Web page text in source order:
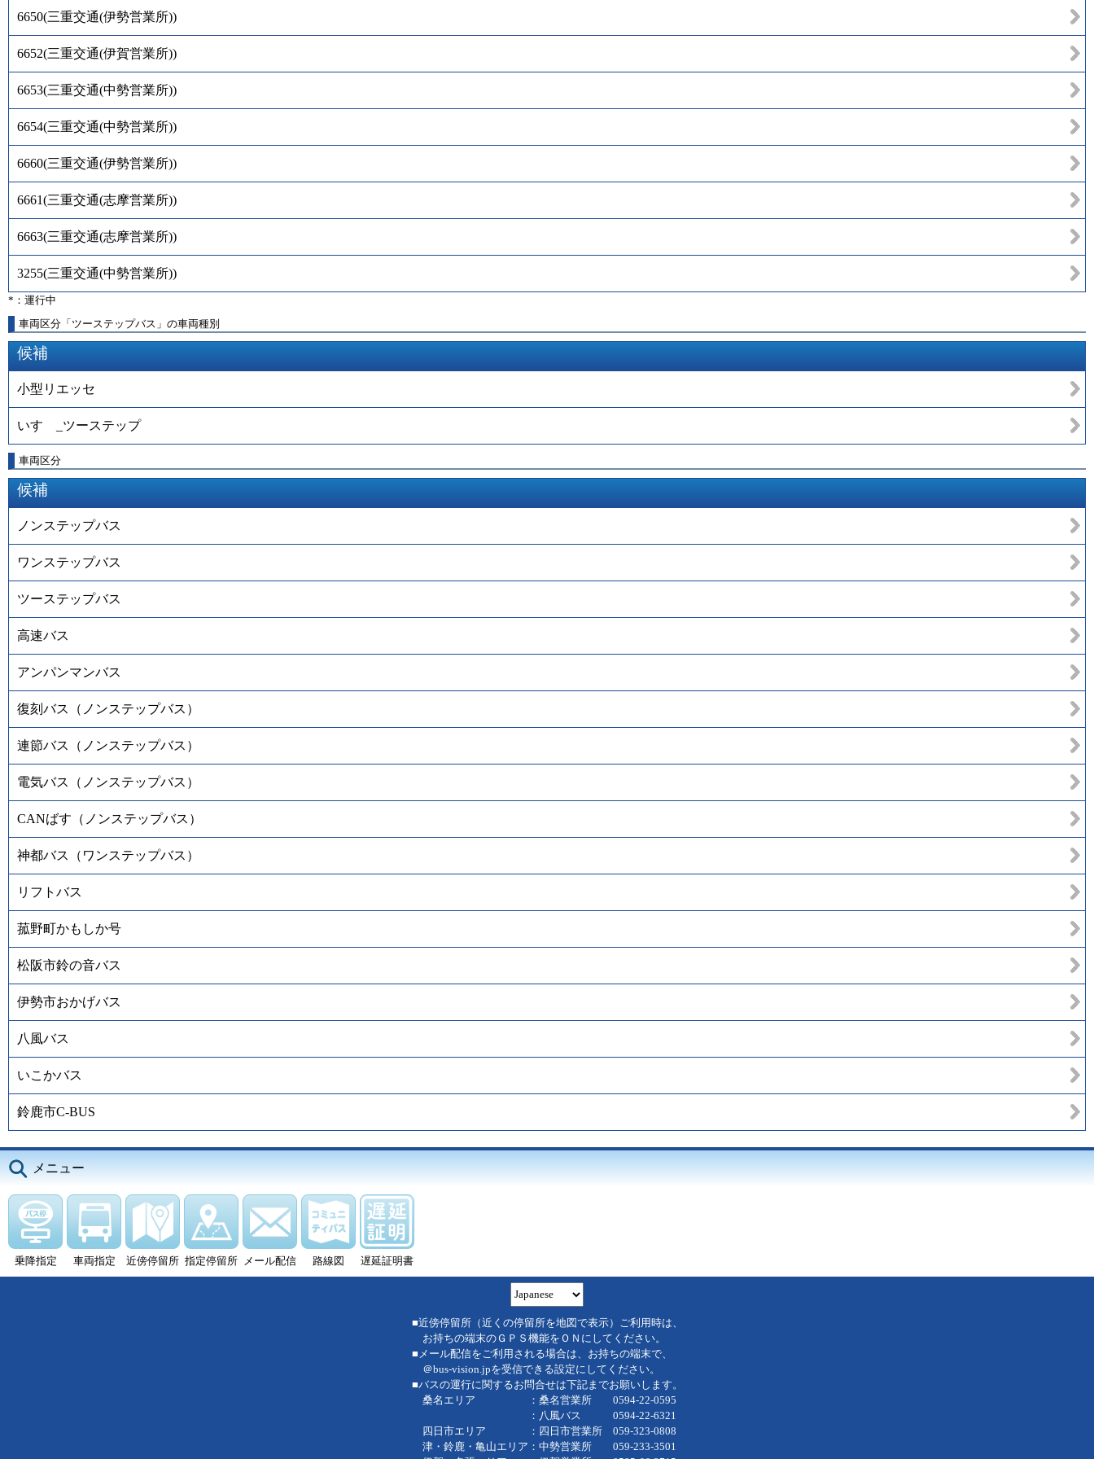
6650(三重交通(伊勢営業所))
6652(三重交通(伊賀営業所))
6653(三重交通(中勢営業所))
6654(三重交通(中勢営業所))
6660(三重交通(伊勢営業所))
6661(三重交通(志摩営業所))
6663(三重交通(志摩営業所))
3255(三重交通(中勢営業所))
*：運行中
車両区分「ツーステップバス」の車両種別
候補
小型リエッセ
いすゞ_ツーステップ
車両区分
候補
ノンステップバス
ワンステップバス
ツーステップバス
高速バス
アンパンマンバス
復刻バス（ノンステップバス）
連節バス（ノンステップバス）
電気バス（ノンステップバス）
CANばす（ノンステップバス）
神都バス（ワンステップバス）
リフトバス
菰野町かもしか号
松阪市鈴の音バス
伊勢市おかげバス
八風バス
いこかバス
鈴鹿市C-BUS
メニュー
乗降指定 車両指定 近傍停留所 指定停留所 メール配信 路線図 遅延証明書
■近傍停留所（近くの停留所を地図で表示）ご利用時は、
お持ちの端末のＧＰＳ機能をＯＮにしてください。
■メール配信をご利用される場合は、お持ちの端末で、
＠bus-vision.jpを受信できる設定にしてください。
■バスの運行に関するお問合せは下記までお願いします。
桑名エリア ：桑名営業所 0594-22-0595
：八風バス 0594-22-6321
四日市エリア ：四日市営業所 059-323-0808
津・鈴鹿・亀山エリア：中勢営業所 059-233-3501